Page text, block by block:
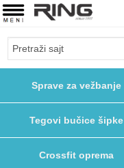
Sprave za vežbanje
Tegovi bučice šipke
Crossfit oprema